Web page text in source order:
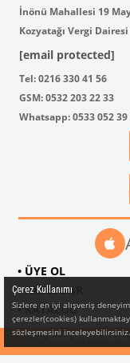
İnönü Mahallesi 19
Kozyatağı Vergi
[email protected]
Tel: 0216 330 41 56
GSM: 0532 203 22 33
Whatsapp: 0533 052 39
• ÜYE OL
• AKSESUAR
• KATALOG
© 2024 VW
Çerez Kullanımı
Sizlere en iyi alışveriş
çerezler(cookies)
sözleşmesini inceleyebilirsiniz.